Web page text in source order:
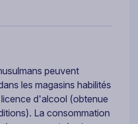
peuvent
les magasins habilités
d'alcool (obtenue
La consommation